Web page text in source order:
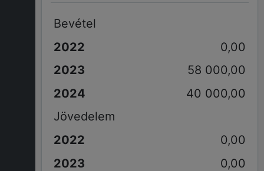
Bevétel
0,00
58 000,00
40 000,00
Jövedelem
0,00
0,00